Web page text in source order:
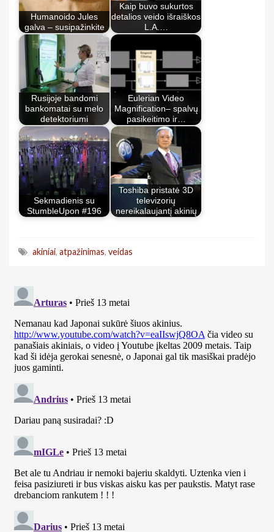
Humanoido Jules
galva – susipažinkite
Kaip buvo sukurtos
detalios veido išraiškos
L.A.…
Rusijoje bandomi
bankomatai su melo
detektoriumi
Eulerian Video
Magnification– spalvų
pasikeitimo ir…
Sekmadienis su
StumbleUpon #196
Toshiba pristatė 3D
televizorių
nereikalaujantį akinių
akiniai, atpažinimas, veidas